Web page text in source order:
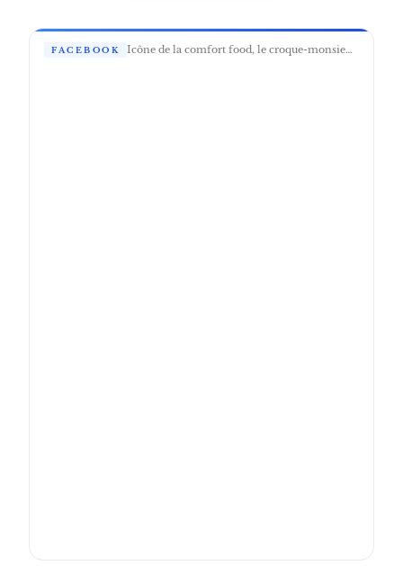
FACEBOOK Icône de la comfort food, le croque-monsieur se réinvente en Burger de caractère. Patty généreux, jambon à l’os, emmental qui file, béchamel cuisinée maison qui réchauffe le cœur.